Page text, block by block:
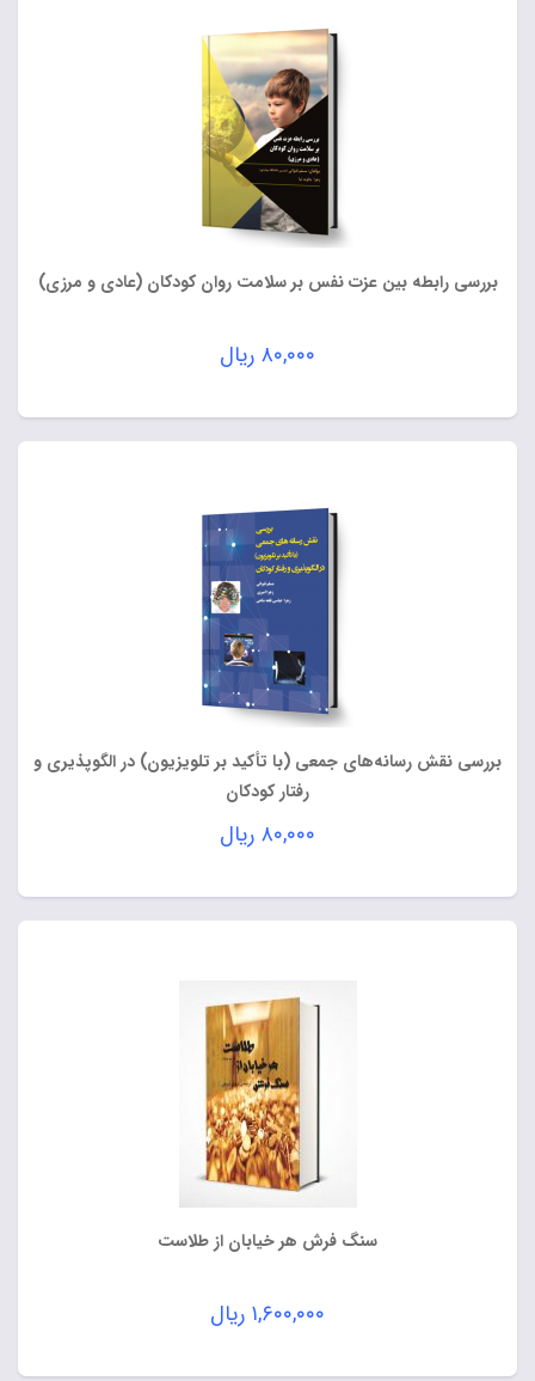
بررسی رابطه بین عزت نفس بر سلامت روان کودکان (عادی و مرزی)
۸۰,۰۰۰ ریال
بررسی نقش رسانه‌های جمعی (با تأکید بر تلویزیون) در الگوپذیری و
رفتار کودکان
۸۰,۰۰۰ ریال
سنگ فرش هر خیابان از طلاست
۱,۶۰۰,۰۰۰ ریال